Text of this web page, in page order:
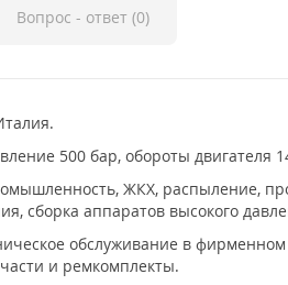
Вопрос - ответ (0)
500 бар, обороты двигателя
ЖКХ, распыление,
сборка аппаратов высокого
обслуживание в
и ремкомплекты.